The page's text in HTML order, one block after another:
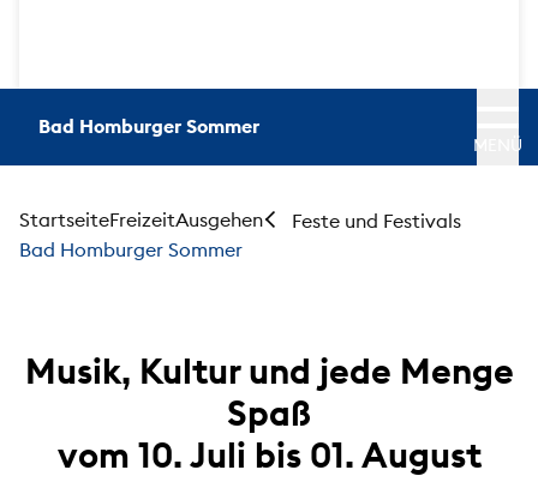
Bad Homburger Sommer
MENÜ
StartseiteFreizeitAusgehen
Feste und Festivals
Bad Homburger Sommer
Musik, Kultur und jede Menge
Spaß
vom 10. Juli bis 01. August